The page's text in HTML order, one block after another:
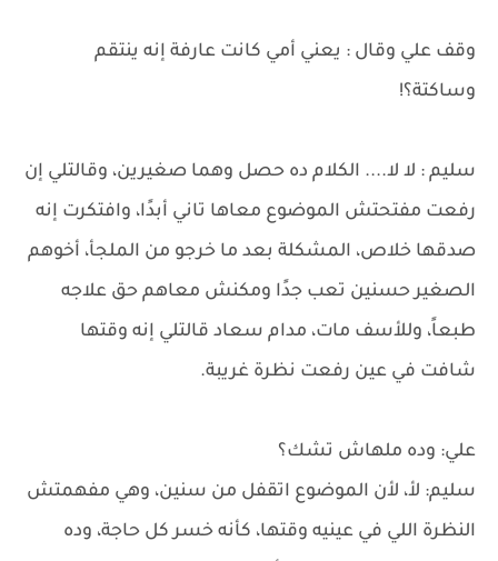
وقف علي وقال : يعني أمي كانت عارفة إنه ينتقم
وساكتة؟!
سليم : لا لا.... الكلام ده حصل وهما صغيرين، وقالتلي إن
رفعت مفتحتش الموضوع معاها تاني أبدًا، وافتكرت إنه
صدقها خلاص، المشكلة بعد ما خرجو من الملجأ، أخوهم
الصغير حسنين تعب جدًا ومكنش معاهم حق علاجه
طبعاً، وللأسف مات، مدام سعاد قالتلي إنه وقتها
شافت في عين رفعت نظرة غريبة.
علي: وده ملهاش تشك؟
سليم: لأ، لأن الموضوع اتقفل من سنين، وهي مفهمتش
النظرة اللي في عينيه وقتها، كأنه خسر كل حاجة، وده